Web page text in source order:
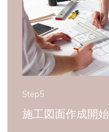
Step5
施工図面作成開始